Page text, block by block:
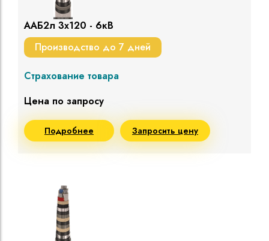
ААБ2л 3х120 - 6кВ
Производство до 7 дней
Страхование товара
Цена по запросу
Подробнее Запросить цену